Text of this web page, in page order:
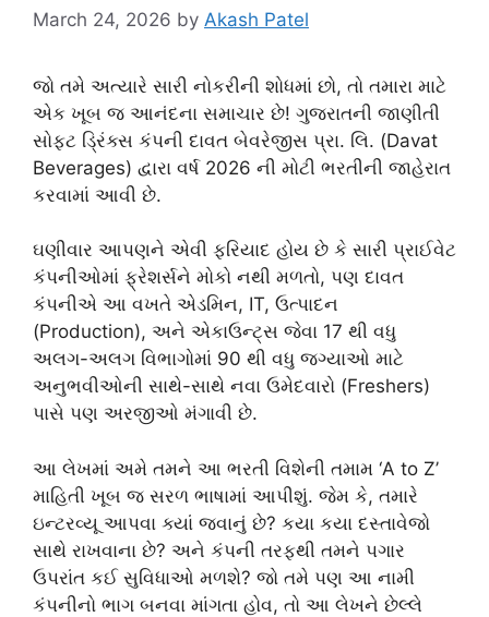
March 24, 2026 by Akash Patel
જો તમે અત્યારે સારી નોકરીની શોધમાં છો, તો તમારા માટે
એક ખૂબ જ આનંદના સમાચાર છે! ગુજરાતની જાણીતી
સોફ્ટ ડ્રિંક્સ કંપની દાવત બેવરેજીસ પ્રા. લિ. (Davat
Beverages) દ્વારા વર્ષ 2026 ની મોટી ભરતીની જાહેરાત
કરવામાં આવી છે.
ઘણીવાર આપણને એવી ફરિયાદ હોય છે કે સારી પ્રાઈવેટ
કંપનીઓમાં ફ્રેશર્સને મોકો નથી મળતો, પણ દાવત
કંપનીએ આ વખતે એડમિન, IT, ઉત્પાદન
(Production), અને એકાઉન્ટ્સ જેવા 17 થી વધુ
અલગ-અલગ વિભાગોમાં 90 થી વધુ જગ્યાઓ માટે
અનુભવીઓની સાથે-સાથે નવા ઉમેદવારો (Freshers)
પાસે પણ અરજીઓ મંગાવી છે.
આ લેખમાં અમે તમને આ ભરતી વિશેની તમામ ‘A to Z’
માહિતી ખૂબ જ સરળ ભાષામાં આપીશું. જેમ કે, તમારે
ઇન્ટરવ્યૂ આપવા ક્યાં જવાનું છે? કયા કયા દસ્તાવેજો
સાથે રાખવાના છે? અને કંપની તરફથી તમને પગાર
ઉપરાંત કઈ સુવિધાઓ મળશે? જો તમે પણ આ નામી
કંપનીનો ભાગ બનવા માંગતા હોવ, તો આ લેખને છેલ્લે